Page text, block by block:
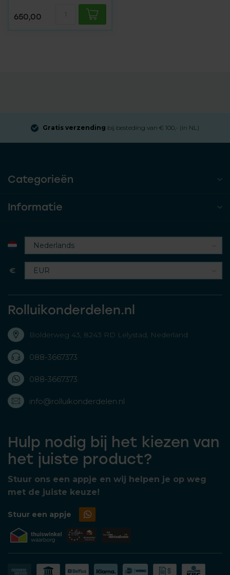
650,00
Gratis verzending bij besteding van € 100,- (in NL)
Categorieën
Informatie
€
Rolluikonderdelen.nl
Bolderweg 43, 8243 RD Lelystad, Nederland
088-3667373
088-3667373
info@rolluikonderdelen.nl
Hulp nodig bij het kiezen van
het juiste product?
Stuur ons een appje en wij helpen je op weg
met de juiste keuze!
Stuur een appje